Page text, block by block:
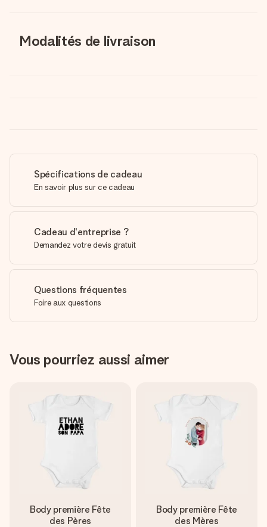
Modalités de livraison
Spécifications de cadeau
En savoir plus sur ce cadeau
Cadeau d'entreprise ?
Demandez votre devis gratuit
Questions fréquentes
Foire aux questions
Vous pourriez aussi aimer
Body première Fête
des Pères
Body première Fête
des Mères